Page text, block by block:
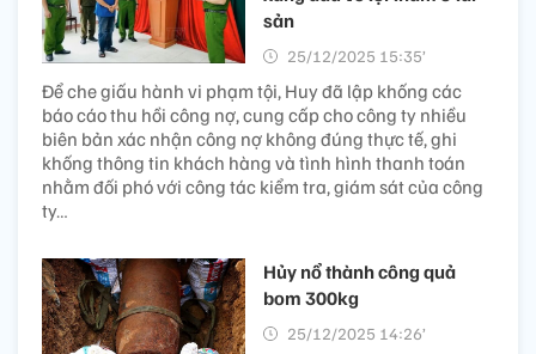
sản
25/12/2025 15:35’
Để che giấu hành vi phạm tội, Huy đã lập khống các
báo cáo thu hồi công nợ, cung cấp cho công ty nhiều
biên bản xác nhận công nợ không đúng thực tế, ghi
khống thông tin khách hàng và tình hình thanh toán
nhằm đối phó với công tác kiểm tra, giám sát của công
ty…
Hủy nổ thành công quả
bom 300kg
25/12/2025 14:26’